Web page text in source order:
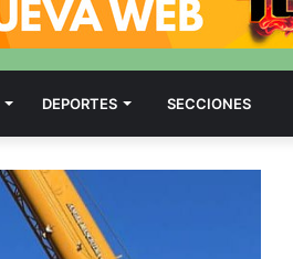
DEPORTES SECCIONES